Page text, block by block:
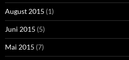
August 2015 (1)
Juni 2015 (5)
Mai 2015 (7)